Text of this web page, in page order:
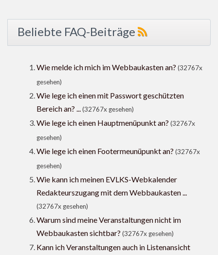
Beliebte FAQ-Beiträge
Wie melde ich mich im Webbaukasten an? (32767x
gesehen)
Wie lege ich einen mit Passwort geschützten
Bereich an? ...(32767x gesehen)
Wie lege ich einen Hauptmenüpunkt an? (32767x
gesehen)
Wie lege ich einen Footermeunüpunkt an? (32767x
gesehen)
Wie kann ich meinen EVLKS-Webkalender
Redakteurszugang mit dem Webbaukasten ...
(32767x gesehen)
Warum sind meine Veranstaltungen nicht im
Webbaukasten sichtbar? (32767x gesehen)
Kann ich Veranstaltungen auch in Listenansicht